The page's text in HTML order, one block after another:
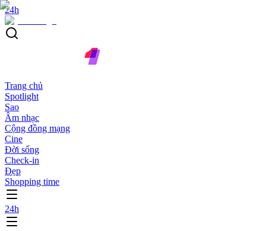
24h
Trang chủ
Spotlight
Sao
Âm nhạc
Cộng đồng mạng
Cine
Đời sống
Check-in
Đẹp
Shopping time
24h